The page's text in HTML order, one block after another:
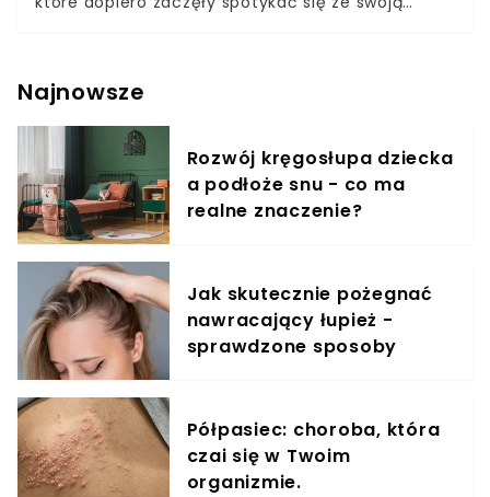
partnerze. Wtedy warto się zastanowić, po czyjej
chłopaku, to niestety dylemat wielu dziewczyn, a
fora internetowe są pełne nowo zakładanych
wątków na ten temat. Jak to się dzieje, że dwie
osoby, które mają się kochać, wciąż nie mogą
znaleźć dla siebie wystarczającej siły, by się
mierze bierze się dzisiejszy problem.
Najnowsze
Rozwój kręgosłupa dziecka
a podłoże snu - co ma
realne znaczenie?
Jak skutecznie pożegnać
nawracający łupież -
sprawdzone sposoby
Półpasiec: choroba, która
czai się w Twoim
organizmie.